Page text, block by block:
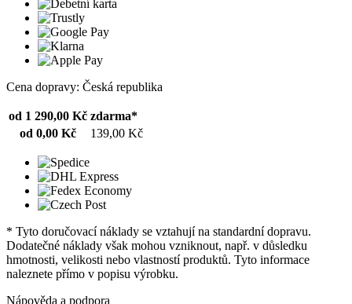
Cena dopravy: Česká republika
od 1 290,00 Kč zdarma*
od 0,00 Kč
139,00 Kč
* Tyto doručovací náklady se vztahují na standardní dopravu.
Dodatečné náklady však mohou vzniknout, např. v důsledku
hmotnosti, velikosti nebo vlastností produktů. Tyto informace
naleznete přímo v popisu výrobku.
Nápověda a podpora